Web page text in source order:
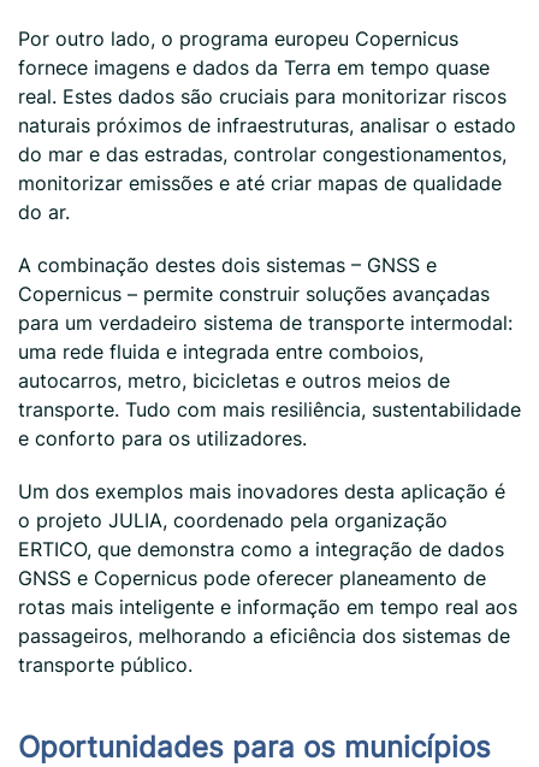
Por outro lado, o programa europeu Copernicus
fornece imagens e dados da Terra em tempo quase
real. Estes dados são cruciais para monitorizar riscos
naturais próximos de infraestruturas, analisar o estado
do mar e das estradas, controlar congestionamentos,
monitorizar emissões e até criar mapas de qualidade
do ar.
A combinação destes dois sistemas – GNSS e
Copernicus – permite construir soluções avançadas
para um verdadeiro sistema de transporte intermodal:
uma rede fluida e integrada entre comboios,
autocarros, metro, bicicletas e outros meios de
transporte. Tudo com mais resiliência, sustentabilidade
e conforto para os utilizadores.
Um dos exemplos mais inovadores desta aplicação é
o projeto JULIA, coordenado pela organização
ERTICO, que demonstra como a integração de dados
GNSS e Copernicus pode oferecer planeamento de
rotas mais inteligente e informação em tempo real aos
passageiros, melhorando a eficiência dos sistemas de
transporte público.
Oportunidades para os municípios